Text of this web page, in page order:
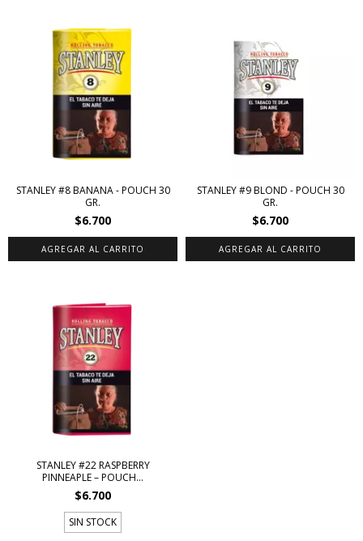
STANLEY #8 BANANA - POUCH 30
GR.
$6.700
STANLEY #9 BLOND - POUCH 30
GR.
$6.700
STANLEY #22 RASPBERRY
PINNEAPLE – POUCH...
$6.700
SIN STOCK